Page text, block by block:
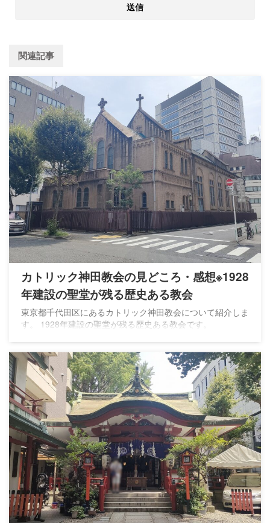
関連記事
カトリック神田教会の見どころ・感想※1928
年建設の聖堂が残る歴史ある教会
東京都千代田区にあるカトリック神田教会について紹介しま
す。 1928年建設の聖堂が残る歴史ある教会です。